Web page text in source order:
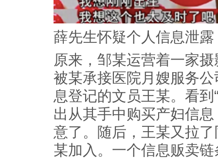
薛先生怀疑个人信息泄露
原来，邹某运营着一家
被某承接医院月嫂服务
息登记的文员王某。看
出从其手中购买产妇信
意了。随后，王某又拉
某加入。一个信息贩卖